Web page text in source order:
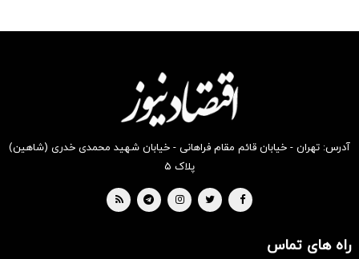
بخر !
بخر !
آدرس: تهران - خیابان قائم مقام فراهانی - خیابان شهید محمدی خدری (شاهین)
پلاک ۵
راه های تماس